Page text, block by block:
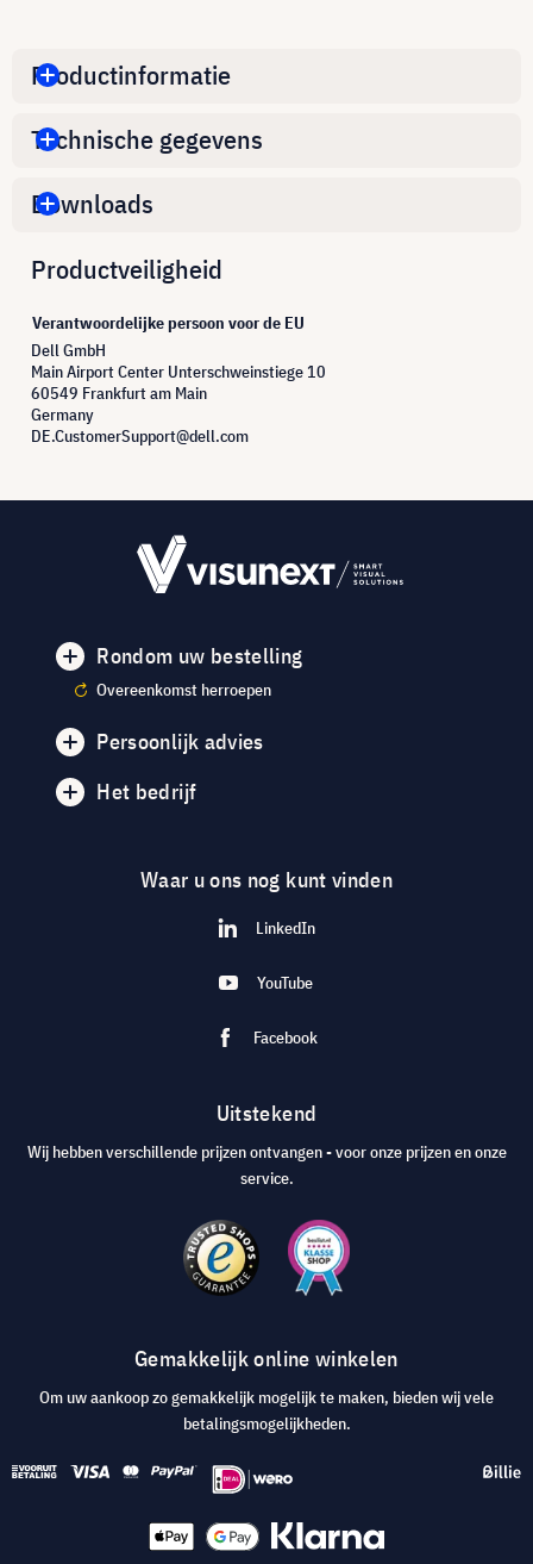
Productinformatie
Technische gegevens
Downloads
Productveiligheid
Verantwoordelijke persoon voor de EU
Dell GmbH
Main Airport Center Unterschweinstiege 10
60549 Frankfurt am Main
Germany
DE.CustomerSupport@dell.com
Rondom uw bestelling
Overeenkomst herroepen
Persoonlijk advies
Het bedrijf
Waar u ons nog kunt vinden
LinkedIn
YouTube
Facebook
Uitstekend
Wij hebben verschillende prijzen ontvangen - voor onze prijzen en onze
service.
Gemakkelijk online winkelen
Om uw aankoop zo gemakkelijk mogelijk te maken, bieden wij vele
betalingsmogelijkheden.